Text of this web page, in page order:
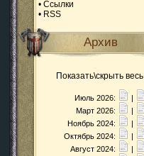
• Ссылки
• RSS
Архив
Показать\скрыть весь
Июль 2026:
|
Март 2026:
|
Ноябрь 2024:
|
Октябрь 2024:
|
Август 2024:
|